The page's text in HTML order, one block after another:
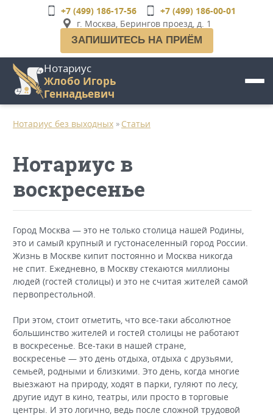
+7 (499) 186-17-56
+7 (499) 186-00-01
г. Москва, Берингов проезд, д. 1
ЗАПИШИТЕСЬ НА ПРИЁМ
Нотариус
Жлобо Игорь
Геннадьевич
Нотариус без выходных » Статьи
Нотариус в
воскресенье
Город Москва — это не только столица нашей Родины,
это и самый крупный и густонаселенный город России.
Жизнь в Москве кипит постоянно и Москва никогда
не спит. Ежедневно, в Москву стекаются миллионы
людей (гостей столицы) и это не считая жителей самой
первопрестольной.
При этом, стоит отметить, что все-таки абсолютное
большинство жителей и гостей столицы не работают
в воскресенье. Все-таки в нашей стране,
воскресенье — это день отдыха, отдыха с друзьями,
семьей, родными и близкими. Это день, когда многие
выезжают на природу, ходят в парки, гуляют по лесу,
другие идут в кино, театры, или просто в торговые
центры. И это логично, ведь после сложной трудовой